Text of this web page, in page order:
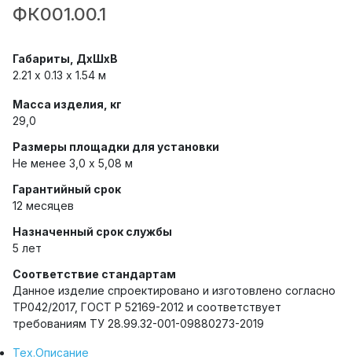
ФК001.00.1
Габариты, ДхШхВ
2.21 х 0.13 x 1.54 м
Масса изделия, кг
29,0
Размеры площадки для установки
Не менее 3,0 х 5,08 м
Гарантийный срок
12 месяцев
Назначенный срок службы
5 лет
Соответствие стандартам
Данное изделие спроектировано и изготовлено согласно
ТР042/2017, ГОСТ Р 52169-2012 и соответствует
требованиям ТУ 28.99.32-001-09880273-2019
Тех.Описание